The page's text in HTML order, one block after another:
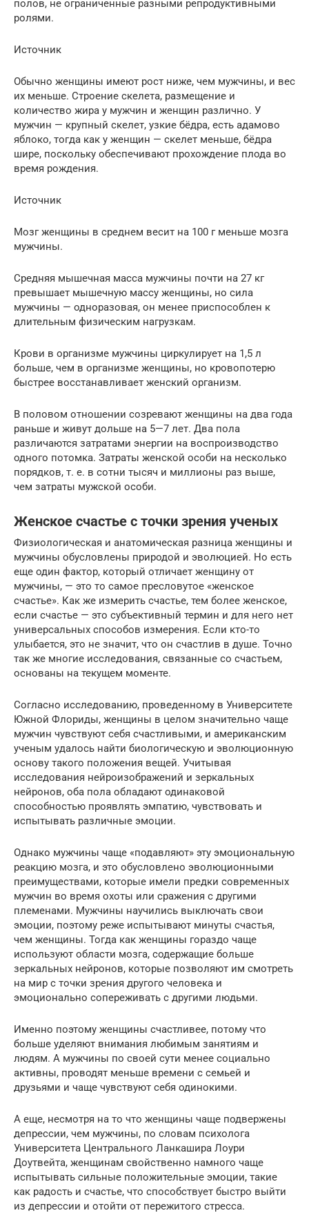
полов, не ограниченные разными репродуктивными
ролями.
Источник
Обычно женщины имеют рост ниже, чем мужчины, и вес
их меньше. Строение скелета, размещение и
количество жира у мужчин и женщин различно. У
мужчин — крупный скелет, узкие бёдра, есть адамово
яблоко, тогда как у женщин — скелет меньше, бёдра
шире, поскольку обеспечивают прохождение плода во
время рождения.
Источник
Мозг женщины в среднем весит на 100 г меньше мозга
мужчины.
Средняя мышечная масса мужчины почти на 27 кг
превышает мышечную массу женщины, но сила
мужчины — одноразовая, он менее приспособлен к
длительным физическим нагрузкам.
Крови в организме мужчины циркулирует на 1,5 л
больше, чем в организме женщины, но кровопотерю
быстрее восстанавливает женский организм.
В половом отношении созревают женщины на два года
раньше и живут дольше на 5—7 лет. Два пола
различаются затратами энергии на воспроизводство
одного потомка. Затраты женской особи на несколько
порядков, т. е. в сотни тысяч и миллионы раз выше,
чем затраты мужской особи.
Женское счастье с точки зрения ученых
Физиологическая и анатомическая разница женщины и
мужчины обусловлены природой и эволюцией. Но есть
еще один фактор, который отличает женщину от
мужчины, — это то самое пресловутое «женское
счастье». Как же измерить счастье, тем более женское,
если счастье — это субъективный термин и для него нет
универсальных способов измерения. Если кто-то
улыбается, это не значит, что он счастлив в душе. Точно
так же многие исследования, связанные со счастьем,
основаны на текущем моменте.
Согласно исследованию, проведенному в Университете
Южной Флориды, женщины в целом значительно чаще
мужчин чувствуют себя счастливыми, и американским
ученым удалось найти биологическую и эволюционную
основу такого положения вещей. Учитывая
исследования нейроизображений и зеркальных
нейронов, оба пола обладают одинаковой
способностью проявлять эмпатию, чувствовать и
испытывать различные эмоции.
Однако мужчины чаще «подавляют» эту эмоциональную
реакцию мозга, и это обусловлено эволюционными
преимуществами, которые имели предки современных
мужчин во время охоты или сражения с другими
племенами. Мужчины научились выключать свои
эмоции, поэтому реже испытывают минуты счастья,
чем женщины. Тогда как женщины гораздо чаще
используют области мозга, содержащие больше
зеркальных нейронов, которые позволяют им смотреть
на мир с точки зрения другого человека и
эмоционально сопереживать с другими людьми.
Именно поэтому женщины счастливее, потому что
больше уделяют внимания любимым занятиям и
людям. А мужчины по своей сути менее социально
активны, проводят меньше времени с семьей и
друзьями и чаще чувствуют себя одинокими.
А еще, несмотря на то что женщины чаще подвержены
депрессии, чем мужчины, по словам психолога
Университета Центрального Ланкашира Лоури
Доутвейта, женщинам свойственно намного чаще
испытывать сильные положительные эмоции, такие
как радость и счастье, что способствует быстро выйти
из депрессии и отойти от пережитого стресса.